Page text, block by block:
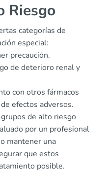
Riesgo
categorías de
especial:
precaución.
de deterioro renal y
con otros fármacos
efectos adversos.
de alto riesgo
por un profesional
mantener una
que estos
posible.